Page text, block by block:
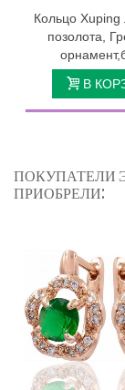
Кольцо
позолота,
В
ПОКУПАТЕЛИ
ПРИОБРЕЛИ: